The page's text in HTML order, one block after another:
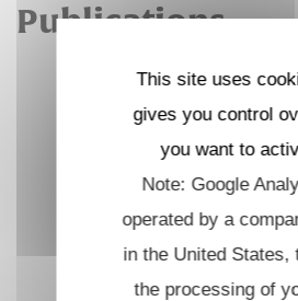
Publications
This site uses
gives you control
you want to
Note: Google
operated by a
in the United States,
the processing of